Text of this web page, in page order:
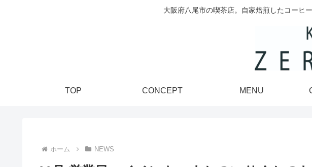
大阪府八尾市の喫茶店。自家焙煎したコーヒ
TOP CONCEPT MENU
ホーム NEWS